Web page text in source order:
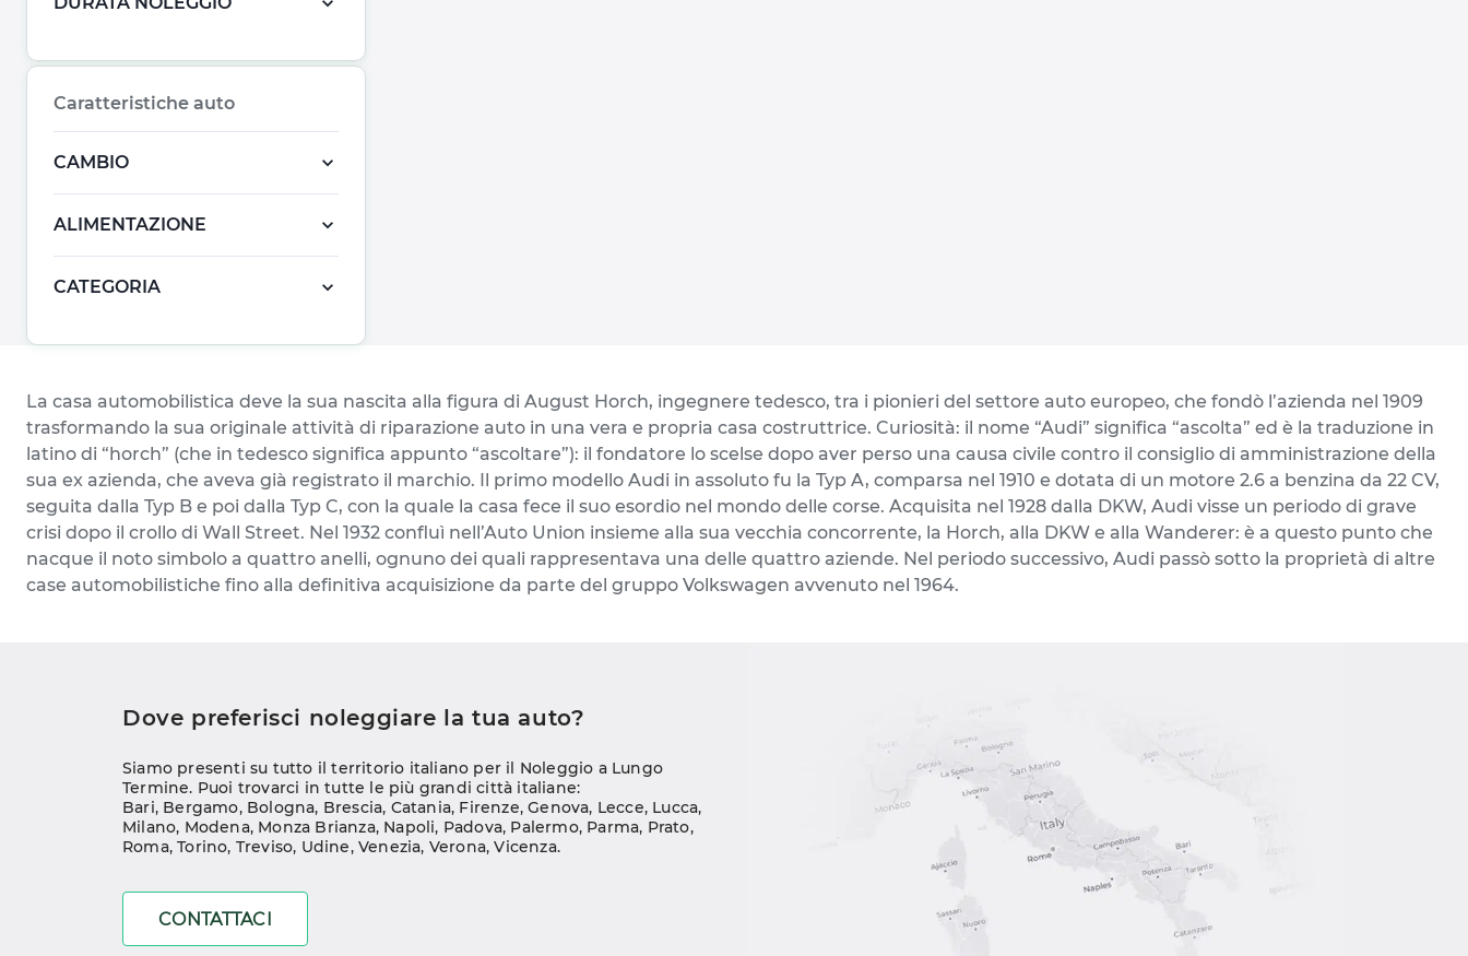
Caratteristiche auto
CAMBIO
ALIMENTAZIONE
CATEGORIA
La casa automobilistica deve la sua nascita alla figura di August Horch, ingegnere tedesco, tra i pionieri del settore auto europeo, che fondò l’azienda nel 1909
trasformando la sua originale attività di riparazione auto in una vera e propria casa costruttrice. Curiosità: il nome “Audi” significa “ascolta” ed è la traduzione in
latino di “horch” (che in tedesco significa appunto “ascoltare”): il fondatore lo scelse dopo aver perso una causa civile contro il consiglio di amministrazione della
sua ex azienda, che aveva già registrato il marchio. Il primo modello Audi in assoluto fu la Typ A, comparsa nel 1910 e dotata di un motore 2.6 a benzina da 22 CV,
seguita dalla Typ B e poi dalla Typ C, con la quale la casa fece il suo esordio nel mondo delle corse. Acquisita nel 1928 dalla DKW, Audi visse un periodo di grave
crisi dopo il crollo di Wall Street. Nel 1932 confluì nell’Auto Union insieme alla sua vecchia concorrente, la Horch, alla DKW e alla Wanderer: è a questo punto che
nacque il noto simbolo a quattro anelli, ognuno dei quali rappresentava una delle quattro aziende. Nel periodo successivo, Audi passò sotto la proprietà di altre
case automobilistiche fino alla definitiva acquisizione da parte del gruppo Volkswagen avvenuto nel 1964.
Dove preferisci noleggiare la tua auto?
Siamo presenti su tutto il territorio italiano per il Noleggio a Lungo
Termine. Puoi trovarci in tutte le più grandi città italiane:
Bari, Bergamo, Bologna, Brescia, Catania, Firenze, Genova, Lecce, Lucca
Milano, Modena, Monza Brianza, Napoli, Padova, Palermo, Parma, Prato ,
Roma, Torino, Treviso, Udine, Venezia, Verona, Vicenza.
CONTATTACI